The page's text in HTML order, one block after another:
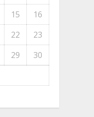
15
16
22
23
29
30